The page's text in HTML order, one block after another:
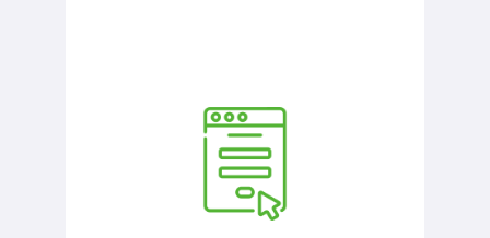
Pemohon mengisi borang
permohonan bagi pendaftaran